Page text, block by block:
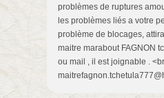
problèmes de ruptures
les problèmes liés a votre
problème de blocages,
maitre marabout FAGNON
ou mail , il est joignable .